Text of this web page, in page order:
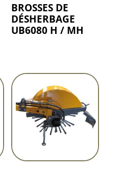
BROSSES DE
DÉSHERBAGE
UB6080 H / MH